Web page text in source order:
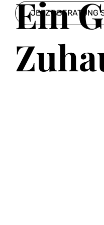
Ein
JETZT BERATUNG